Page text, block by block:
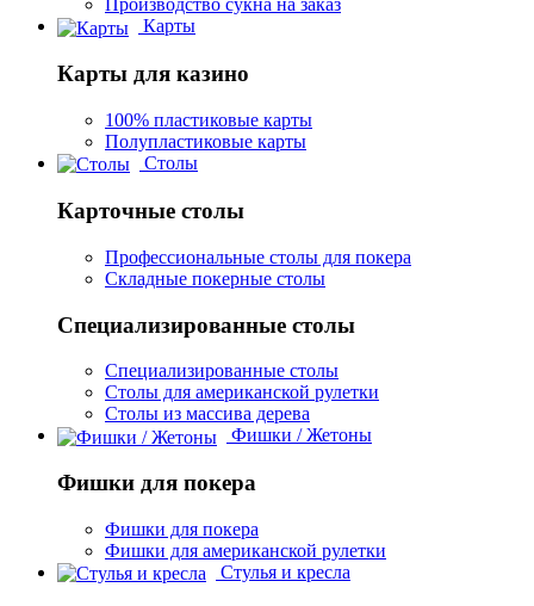
Производство сукна на заказ
Карты
Карты для казино
100% пластиковые карты
Полупластиковые карты
Столы
Карточные столы
Профессиональные столы для покера
Складные покерные столы
Специализированные столы
Специализированные столы
Столы для американской рулетки
Столы из массива дерева
Фишки / Жетоны
Фишки для покера
Фишки для покера
Фишки для американской рулетки
Стулья и кресла